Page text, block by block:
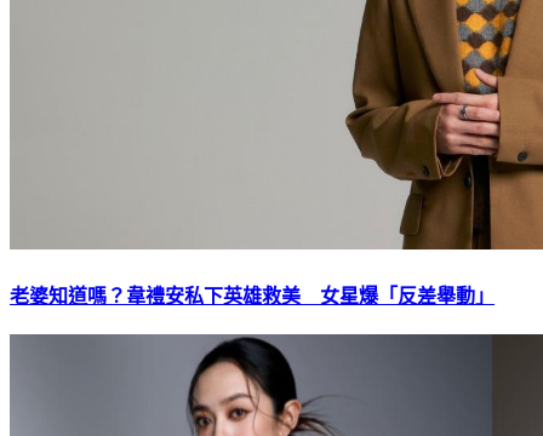
老婆知道嗎？韋禮安私下英雄救美 女星爆「反差舉動」